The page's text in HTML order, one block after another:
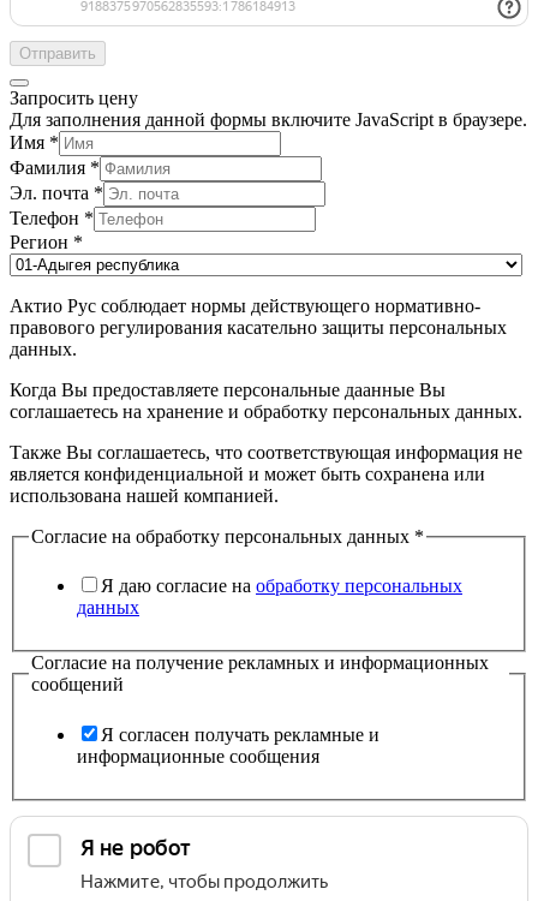
Отправить
Запросить цену
Для заполнения данной формы включите JavaScript в браузере.
Имя *
Фамилия *
Эл. почта *
Телефон *
Регион *
Актио Рус соблюдает нормы действующего нормативно-
правового регулирования касательно защиты персональных
данных.
Когда Вы предоставляете персональные даанные Вы
соглашаетесь на хранение и обработку персональных данных.
Также Вы соглашаетесь, что соответствующая информация не
является конфиденциальной и может быть сохранена или
использована нашей компанией.
Согласие на обработку персональных данных *
Я даю согласие на обработку персональных
данных
Согласие на получение рекламных и информационных
сообщений
Я согласен получать рекламные и
информационные сообщения